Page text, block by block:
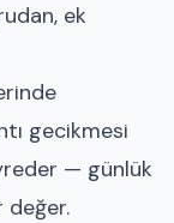
ek
gecikmesi
— günlük
değer.